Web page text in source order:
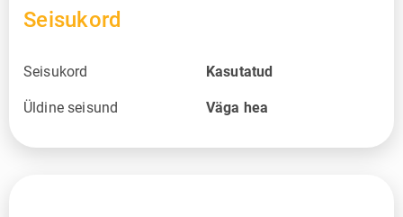
Seisukord
Seisukord Kasutatud
Üldine seisund Väga hea